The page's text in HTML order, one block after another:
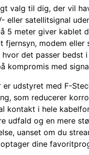
valg til dig, der vil
eller satellitsignal
5 meter giver kablet
fjernsyn, modem
hvor det passer bedst
kompromis med
er udstyret med F-
som reducerer
kontakt i hele
udfald og en mere
uanset om du
dine